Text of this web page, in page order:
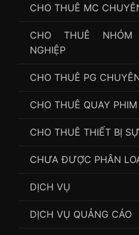
CHO THUÊ MC
CHO THUÊ NHÓM
NGHIỆP
CHO THUÊ PG
CHO THUÊ QUAY
CHO THUÊ THIẾT BỊ
CHƯA ĐƯỢC PHÂN
DỊCH VỤ
DỊCH VỤ QUẢNG CÁO